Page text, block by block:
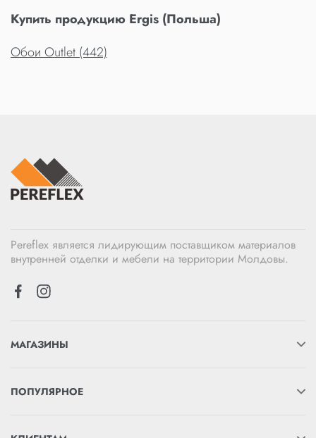
Купить продукцию Ergis (Польша)
Обои Outlet (442)
Pereflex является лидирующим поставщиком материалов
внутренней отделки и мебели на территории Молдовы.
МАГАЗИНЫ
ПОПУЛЯРНОЕ